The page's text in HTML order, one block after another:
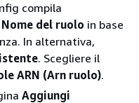
compila
Nome del ruolo in base
In alternativa,
. Scegliere il
ARN (Arn ruolo).
Aggiungi